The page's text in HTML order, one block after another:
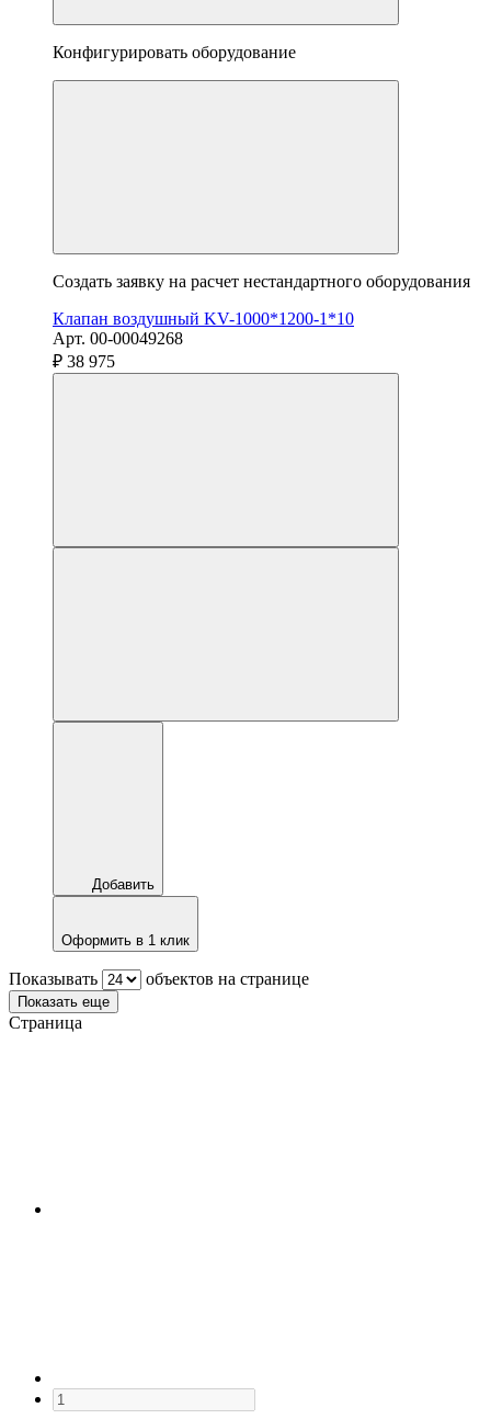
Конфигурировать оборудование
Создать заявку на расчет нестандартного оборудования
Клапан воздушный KV-1000*1200-1*10
Арт. 00-00049268
₽ 38 975
Добавить
Оформить в 1 клик
Показывать объектов на странице
Показать еще
Страница